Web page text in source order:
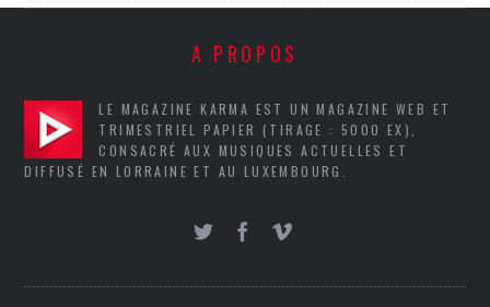
A PROPOS
LE MAGAZINE KARMA EST UN MAGAZINE WEB ET
TRIMESTRIEL PAPIER (TIRAGE : 5000 EX),
CONSACRÉ AUX MUSIQUES ACTUELLES ET
DIFFUSÉ EN LORRAINE ET AU LUXEMBOURG.